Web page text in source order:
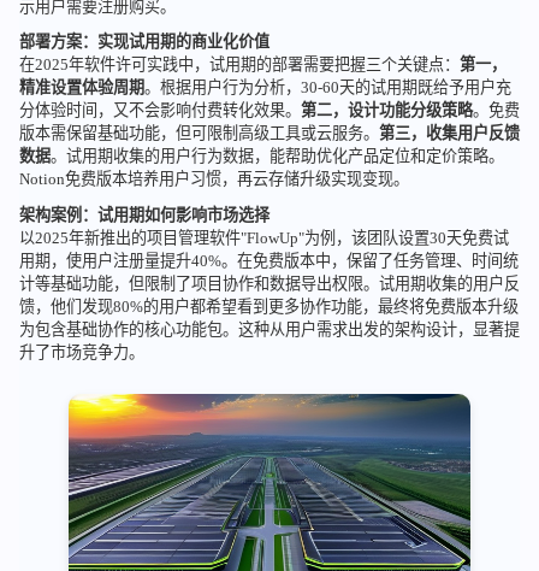
示用户需要注册购买。
部署方案：实现试用期的商业化价值
在2025年软件许可实践中，试用期的部署需要把握三个关键点： 第一，
精准设置体验周期。根据用户行为分析，30-60天的试用期既给予用户充
分体验时间，又不会影响付费转化效果。 第二，设计功能分级策略。免费
版本需保留基础功能，但可限制高级工具或云服务。 第三，收集用户反馈
数据。试用期收集的用户行为数据，能帮助优化产品定位和定价策略。
Notion免费版本培养用户习惯，再云存储升级实现变现。
架构案例：试用期如何影响市场选择
以2025年新推出的项目管理软件"FlowUp"为例，该团队设置30天免费试
用期，使用户注册量提升40%。在免费版本中，保留了任务管理、时间统
计等基础功能，但限制了项目协作和数据导出权限。试用期收集的用户反
馈，他们发现80%的用户都希望看到更多协作功能，最终将免费版本升级
为包含基础协作的核心功能包。这种从用户需求出发的架构设计，显著提
升了市场竞争力。